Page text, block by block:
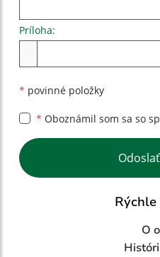
Príloha:
* povinné položky
* Oboznámil som sa so
Google reCaptcha
O